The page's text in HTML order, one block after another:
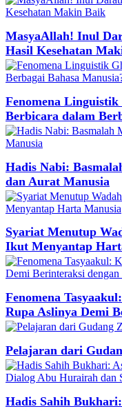
MasyaAllah! Inul
Hasil Kesehatan
Fenomena
Berbicara dalam
Hadis Nabi:
dan Aurat Manusia
Syariat Menutup
Ikut Menyantap
Fenomena
Rupa Aslinya Demi
Pelajaran dari
Hadis Sahih